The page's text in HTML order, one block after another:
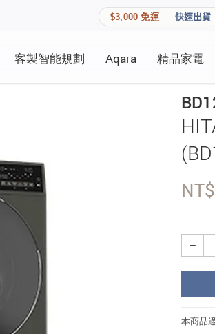
$3,000 免運 快速出貨
客製智能規劃 Aqara 精品家電
NT$
−
本商品
庭
登入會員
建立新帳號